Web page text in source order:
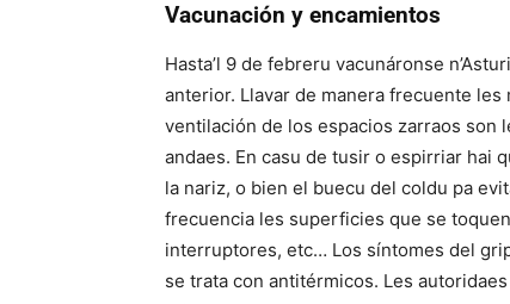
Vacunación y encamientos
Hasta’l 9 de febreru vacunáronse
anterior. Llavar de manera frecuente les
ventilación de los espacios zarraos son
andaes. En casu de tusir o espirriar hai
la nariz, o bien el buecu del coldu pa
frecuencia les superficies que se
interruptores, etc… Los síntomes del
se trata con antitérmicos. Les